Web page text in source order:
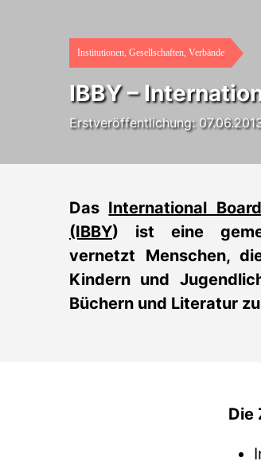
Institutionen, Gesellschaften, Verbände
IBBY –
Erstveröffentlichung:
Das International
(IBBY) ist eine
vernetzt Menschen,
Kindern und
Büchern und Literatur
Die